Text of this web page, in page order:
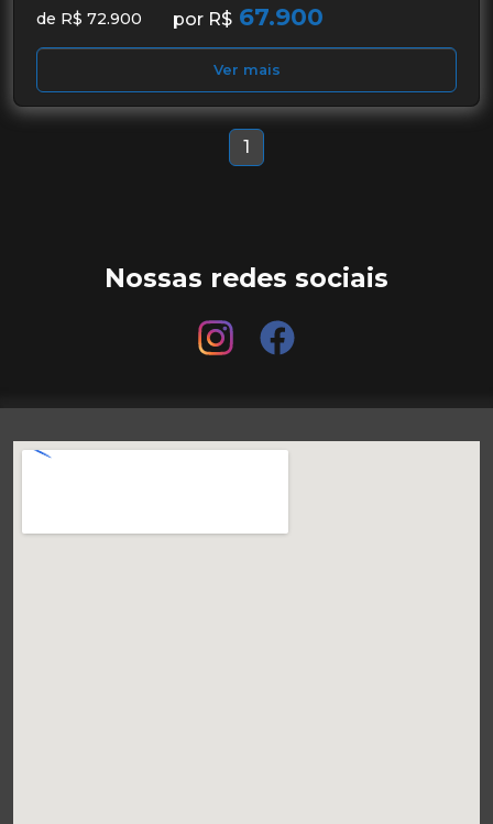
de R$ 72.900 por R$ 67.900
Ver mais
1
Nossas redes sociais